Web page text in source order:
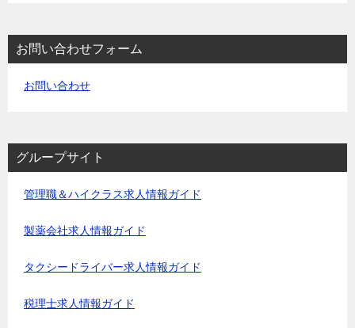
お問い合わせフォーム
お問い合わせ
グループサイト
管理職＆ハイクラス求人情報ガイド
製薬会社求人情報ガイド
タクシードライバー求人情報ガイド
税理士求人情報ガイド